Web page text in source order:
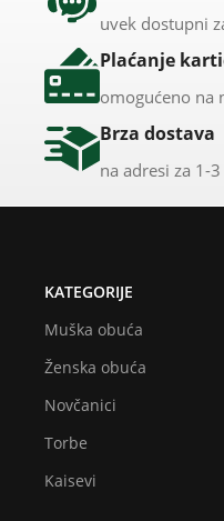
uvek dostupni
Plaćanje
omogućeno na
Brza dostava
na adresi za 1-
KATEGORIJE
Muška obuća
Ženska obuća
Novčanici
Torbe
Kaisevi